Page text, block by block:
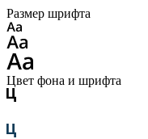
Размер шрифта
Цвет фона и шрифта